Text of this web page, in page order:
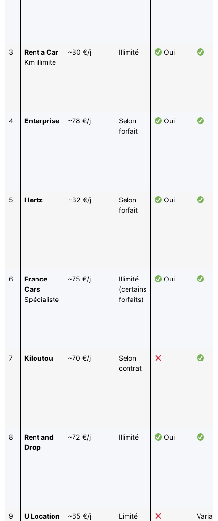
3
Rent a Car
Km illimité
~80 €/j Illimité Oui
4 Enterprise ~78 €/j
Selon
forfait
Oui
5 Hertz ~82 €/j
Selon
forfait
Oui
6
France
Cars
Spécialiste
~75 €/j
Illimité
(certains
forfaits)
Oui
7 Kiloutou ~70 €/j
Selon
contrat
8
Rent and
Drop
~72 €/j Illimité Oui
9
U Location
~65 €/j Limité